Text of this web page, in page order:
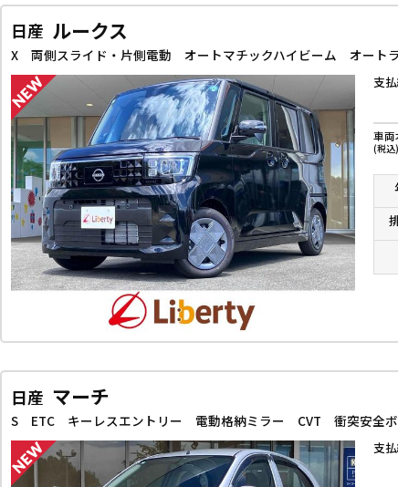
日産 ルークス
支
車両
(税込)
日産 マーチ
S ETC キーレスエントリー 電動格納ミラー CVT 衝突安全
支